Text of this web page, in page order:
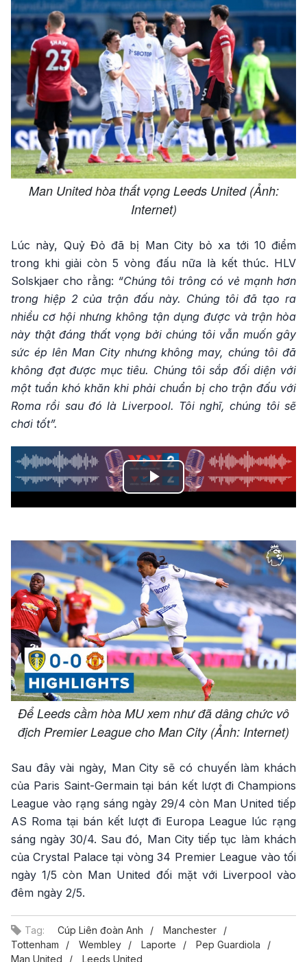
Man United hòa thất vọng Leeds United (Ảnh:
Internet)
Lúc này, Quỷ Đỏ đã bị Man City bỏ xa tới 10 điểm
trong khi giải còn 5 vòng đấu nữa là kết thúc. HLV
Solskjaer cho rằng: “Chúng tôi trông có vẻ mạnh hơn
trong hiệp 2 của trận đấu này. Chúng tôi đã tạo ra
nhiều cơ hội nhưng không tận dụng được và trận hòa
này thật đáng thất vọng bởi chúng tôi vẫn muốn gây
sức ép lên Man City nhưng không may, chúng tôi đã
không đạt được mục tiêu. Chúng tôi sắp đối diện với
một tuần khó khăn khi phải chuẩn bị cho trận đấu với
Roma rồi sau đó là Liverpool. Tôi nghĩ, chúng tôi sẽ
chơi tốt”.
Play
Để Leeds cầm hòa MU xem như đã dâng chức vô
địch Premier League cho Man City (Ảnh: Internet)
Sau đây vài ngày, Man City sẽ có chuyến làm khách
của Paris Saint-Germain tại bán kết lượt đi Champions
League vào rạng sáng ngày 29/4 còn Man United tiếp
AS Roma tại bán kết lượt đi Europa League lúc rạng
sáng ngày 30/4. Sau đó, Man City tiếp tục làm khách
của Crystal Palace tại vòng 34 Premier League vào tối
ngày 1/5 còn Man United đối mặt với Liverpool vào
đêm ngày 2/5.
Tag: Cúp Liên đoàn Anh
Manchester
Tottenham
Wembley Laporte
Pep Guardiola
Man United
Leeds United